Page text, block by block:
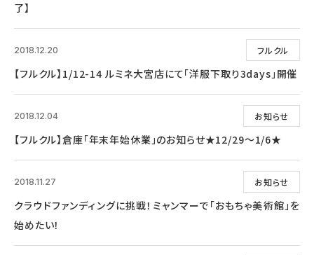
了】
フルクル
2018.12.20
【フルクル】1/12-14 ルミネ大宮店にて「洋服下取り3days」開催
お知らせ
2018.12.04
【フルクル】倉庫「年末年始休業」のお知らせ★12/29～1/6★
お知らせ
2018.11.27
クラウドファンディングに挑戦！ミャンマーで「おもちゃ美術館」を
始めたい！